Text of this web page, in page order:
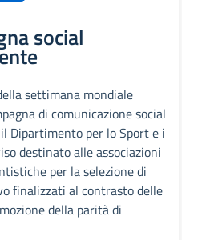
social
settimana mondiale
di comunicazione social
Dipartimento per lo Sport e i
destinato alle associazioni
per la selezione di
finalizzati al contrasto delle
della parità di